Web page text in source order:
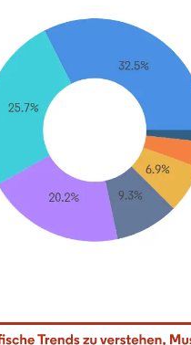
erfordert Namensnennung gemäß